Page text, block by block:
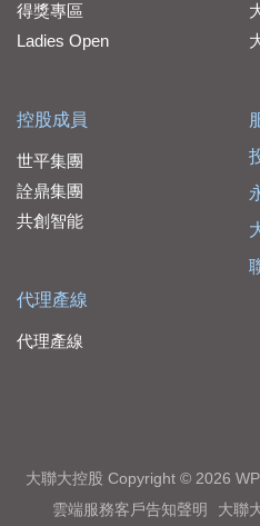
得獎專區
Ladies Open
控股成員
世平集團
詮鼎集團
共創智能
代理產線
代理產線
大聯大控股 Copyright © 2026
雲端服務客戶告知聲明
大聯